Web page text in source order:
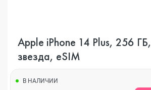
Apple iPhone 14 Plus, 256 ГБ, сияющая
звезда, eSIM
В НАЛИЧИИ